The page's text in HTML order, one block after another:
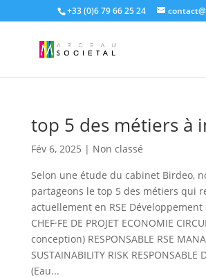
+33 (0)6 79 66 25 24
top 5 des métiers à
Fév 6, 2025 | Non classé
Selon une étude du cabinet Birdeo,
partageons le top 5 des métiers qui
actuellement en RSE
CHEF·FE DE PROJET ECONOMIE
conception) RESPONSABLE RSE
SUSTAINABILITY RISK RESPONSABLE
(Eau...